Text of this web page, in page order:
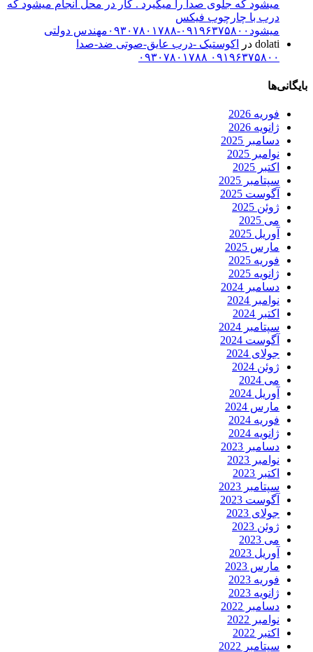
میشود که جلوی صدا را میگیرد . کار در محل انجام میشود که
درب با چارچوب فیکس
میشود۰۹۱۹۶۳۷۵۸۰۰-۰۹۳۰۷۸۰۱۷۸۸مهندس دولتی
dolati در
اکوستیک -درب عایق-صوتی ضد-صدا
۰۹۱۹۶۳۷۵۸۰۰ ۰۹۳۰۷۸۰۱۷۸۸
بایگانی‌ها
فوریه 2026
ژانویه 2026
دسامبر 2025
نوامبر 2025
اکتبر 2025
سپتامبر 2025
آگوست 2025
ژوئن 2025
می 2025
آوریل 2025
مارس 2025
فوریه 2025
ژانویه 2025
دسامبر 2024
نوامبر 2024
اکتبر 2024
سپتامبر 2024
آگوست 2024
جولای 2024
ژوئن 2024
می 2024
آوریل 2024
مارس 2024
فوریه 2024
ژانویه 2024
دسامبر 2023
نوامبر 2023
اکتبر 2023
سپتامبر 2023
آگوست 2023
جولای 2023
ژوئن 2023
می 2023
آوریل 2023
مارس 2023
فوریه 2023
ژانویه 2023
دسامبر 2022
نوامبر 2022
اکتبر 2022
سپتامبر 2022